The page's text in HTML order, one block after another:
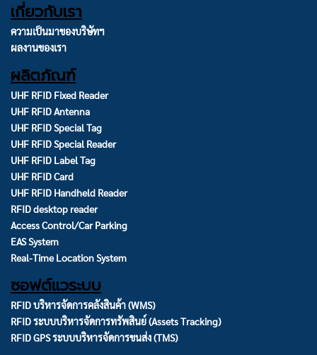
เกี่ยวกับเรา
ความเป็นมาของบริษัทฯ
ผลงานของเรา
ผลิตภัณฑ์
UHF RFID Fixed Reader
UHF RFID Antenna
UHF RFID Special Tag
UHF RFID Special Reader
UHF RFID Label Tag
UHF RFID Card
UHF RFID Handheld Reader
RFID desktop reader
Access Control/Car Parking
EAS System
Real-Time Location System
ซอฟต์แวระบบ
RFID บริหารจัดการคลังสินค้า (WMS)
RFID ระบบบริหารจัดการทรัพสินย์ (Assets Tracking)
RFID GPS ระบบบริหารจัดการขนส่ง (TMS)